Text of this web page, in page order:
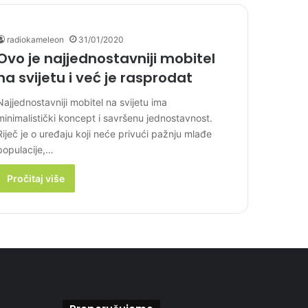
radiokameleon 31/01/2020
je najjednostavniji mobitel
svijetu i već je rasprodat
mobitel na svijetu ima
koncept i savršenu jednostavnost.
je o uređaju koji neće privući pažnju mlađe
Pročitaj više